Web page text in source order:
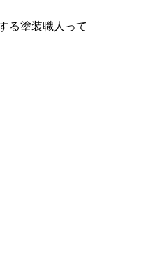
る塗装職人って